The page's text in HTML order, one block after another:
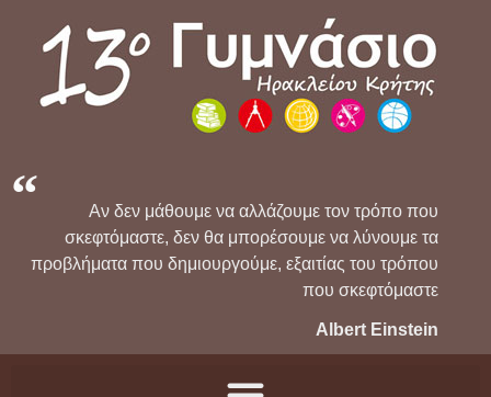
Αν δεν μάθουμε να αλλάζουμε τον τρόπο που
σκεφτόμαστε, δεν θα μπορέσουμε να λύνουμε τα
προβλήματα που δημιουργούμε, εξαιτίας του τρόπου
που σκεφτόμαστε
Albert Einstein